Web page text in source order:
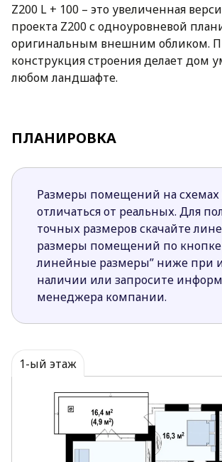
Z200 L + 100 – это увеличенная
проекта Z200 с одноуровневой
оригинальным внешним обликом.
конструкция строения делает дом
любом ландшафте.
Классический экстерьер,
коттедж элегантным и
обеспечивает всем домочадцам
проживания.
Совмещение гаража с жилым
существенно облегчает погрузку
багажа.
Из здания есть несколько
зоны и одной из комнат ночной
на красивейшую просторную
природой, например,
чашкой ароматного чая в руках.
Приобретая наши проекты, каждый
получает в конечном итоге
красивые дома. Проекты в
видео можно посмотреть на сайте
ПЛАНИРОВКА
Размеры помещений на схемах
отличаться от реальных. Для
точных размеров скачайте
размеры помещений по кнопке
линейные размеры” ниже при
наличии или запросите
менеджера компании.
1-ый этаж